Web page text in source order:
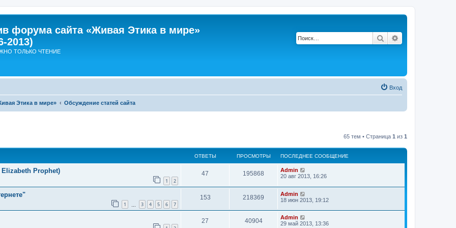
форума сайта «Живая Этика в мире»
2013)
ТОЛЬКО ЧТЕНИЕ
Поиск
Вход
Этика в мире» Обсуждение статей сайта
65 тем • Страница 1 из 1
ОТВЕТЫ ПРОСМОТРЫ ПОСЛЕДНЕЕ СООБЩЕНИЕ
Prophet)
1 2
47
т
в
е
195868
р
с
П
о
л
е
д
е
е
с
Admin
20 авг 2013, 16:26
1 3 4 5 6 7
153О
т
218369
р
П
о
л
е
д
Admin
18 июн 2013, 19:12
27 40904П
П
о
Admin
29 май 2013, 13:36